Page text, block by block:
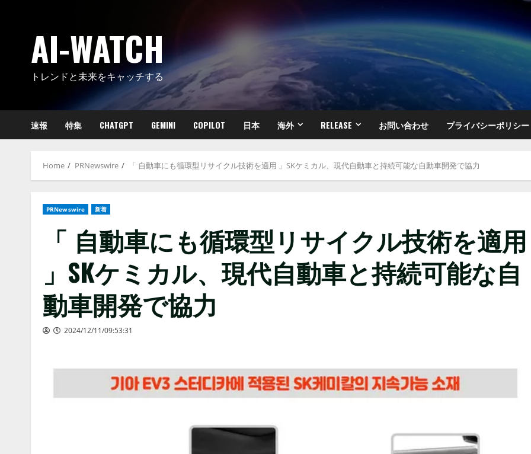
AI-WATCH
トレンドと未来をキャッチする
速報 特集 CHATGPT GEMINI COPILOT 日本 海外 RELEASE お問い合わせ プライバシーポリシー
Home PRNewswire 「 自動車にも循環型リサイクル技術を適用 」SKケミカル、現代自動車と持続可能な自動車開発で協力
PRNewswire 新着
「 自動車にも循環型リサイクル技術を適用
」SKケミカル、現代自動車と持続可能な自
動車開発で協力
2024/12/11/09:53:31